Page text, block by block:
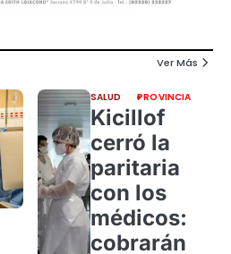
Ver Más
SALUD PROVINCIA
Kicillof
cerró la
paritaria
con los
médicos:
cobrarán